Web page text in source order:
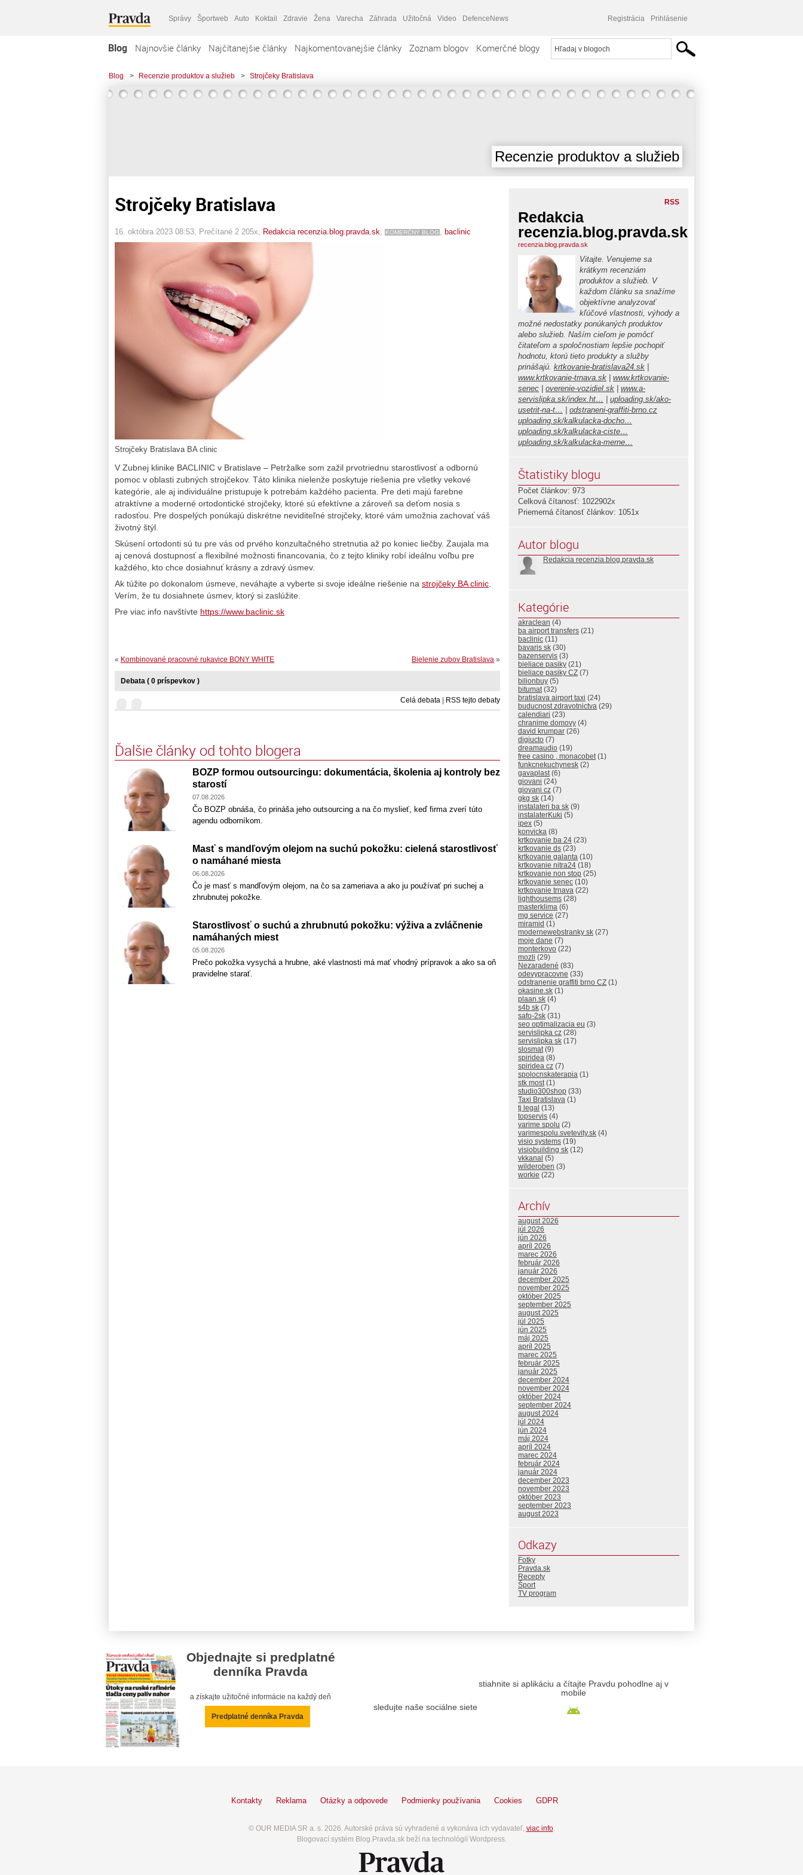
Správy Športweb Auto Koktail Zdravie Žena Varecha Záhrada Užitočná Video DefenceNews Registrácia Prihlásenie
Blog Najnovšie články Najčítanejšie články Najkomentovanejšie články Zoznam blogov Komerčné blogy
Blog > Recenzie produktov a služieb > Strojčeky Bratislava
Recenzie produktov a služieb
Strojčeky Bratislava
16. októbra 2023 08:53 , Prečítané 2 205x, Redakcia recenzia.blog.pravda.sk KOMERČNÝ BLOG baclinic
Strojčeky Bratislava BA clinic
V Zubnej klinike BACLINIC v Bratislave – Petržalke som zažil prvotriednu starostlivosť a odbornú
pomoc v oblasti zubných strojčekov. Táto klinika nielenže poskytuje riešenia pre všetky vekové
kategórie, ale aj individuálne pristupuje k potrebám každého pacienta. Pre deti majú farebne
atraktívne a moderné ortodontické strojčeky, ktoré sú efektívne a zároveň sa deťom nosia s
radosťou. Pre dospelých ponúkajú diskrétne neviditeľné strojčeky, ktoré vám umožnia zachovať váš
životný štýl.
Skúsení ortodonti sú tu pre vás od prvého konzultačného stretnutia až po koniec liečby. Zaujala ma
aj cenová dostupnosť a flexibilné možnosti financovania, čo z tejto kliniky robí ideálnu voľbu pre
každého, kto chce dosiahnuť krásny a zdravý úsmev.
Ak túžite po dokonalom úsmeve, neváhajte a vyberte si svoje ideálne riešenie na strojčeky BA clinic.
Verím, že tu dosiahnete úsmev, ktorý si zaslúžite.
Pre viac info navštívte https://www.baclinic.sk
Bielenie zubov Bratislava »
« Kombinované pracovné rukavice BONY WHITE
Debata ( 0 príspevkov )
Celá debata | RSS tejto debaty
Ďalšie články od tohto blogera
BOZP formou outsourcingu: dokumentácia, školenia aj kontroly bez
starostí
07.08.2026
Čo BOZP obnáša, čo prináša jeho outsourcing a na čo myslieť, keď firma zverí túto
agendu odborníkom.
Masť s mandľovým olejom na suchú pokožku: cielená starostlivosť
o namáhané miesta
06.08.2026
Čo je masť s mandľovým olejom, na čo sa zameriava a ako ju používať pri suchej a
zhrubnutej pokožke.
Starostlivosť o suchú a zhrubnutú pokožku: výživa a zvláčnenie
namáhaných miest
05.08.2026
Prečo pokožka vysychá a hrubne, aké vlastnosti má mať vhodný prípravok a ako sa oň
pravidelne starať.
RSS
Redakcia
recenzia.blog.pravda.sk
recenzia.blog.pravda.sk
Vitajte. Venujeme sa
krátkym recenziám
produktov a služieb. V
každom článku sa snažíme
objektívne analyzovať
kľúčové vlastnosti, výhody a
možné nedostatky ponúkaných produktov
alebo služieb. Naším cieľom je pomôcť
čitateľom a spoločnostiam lepšie pochopiť
hodnotu, ktorú tieto produkty a služby
prinášajú. krtkovanie-bratislava24.sk
www.krtkovanie-trnava.sk
www.krtkovanie-
senec
overenie-vozidiel.sk
www.a-
servislipka.sk/index.ht…
uploading.sk/ako-
usetrit-na-t…
odstraneni-graffiti-brno.cz
uploading.sk/kalkulacka-docho…
uploading.sk/kalkulacka-ciste…
uploading.sk/kalkulacka-merne…
Štatistiky blogu
Počet článkov: 973
Celková čítanosť: 1022902x
Priemerná čítanosť článkov: 1051x
Autor blogu
Redakcia recenzia.blog.pravda.sk
Kategórie
akraclean (4)
ba airport transfers (21)
baclinic (11)
bavaris sk (30)
bazenservis (3)
bieliace pasiky (21)
bieliace pasiky CZ (7)
bilionbuy (5)
bitumat(32)
bratislava airport taxi (24)
buducnost zdravotnictva (29)
calendiari (23)
chranime domovy (4)
david krumpar (26)
digiucto (7)
dreamaudio (19)
free casino , monacobet(1)
funkcnekuchynesk (2)
gavaplast(6)
giovani (24)
giovani cz (7)
gkg sk (14)
instalateri ba sk (9)
instalaterKuki (5)
ipex (5)
konvicka (8)
krtkovanie ba 24 (23)
krtkovanie ds (23)
krtkovanie galanta (10)
krtkovanie nitra24 (18)
krtkovanie non stop (25)
krtkovanie senec (10)
krtkovanie trnava (22)
lighthousems (28)
masterklima (6)
mg service (27)
miramid (1)
modernewebstranky sk (27)
moje dane (7)
monterkovo (22)
mozli (29)
Nezaradené (83)
odevypracovne (33)
odstranenie graffiti brno CZ (1)
okasine.sk (1)
plaan.sk (4)
s4b sk (7)
safo-2sk (31)
seo optimalizacia eu (3)
servislipka cz (28)
servislipka sk (17)
slosmat(9)
spiridea (8)
spiridea cz (7)
spolocnskaterapia (1)
stk most(1)
studio300shop (33)
Taxi Bratislava (1)
tj legal (13)
topservis (4)
varime spolu (2)
varimespolu.svetevity.sk (4)
visio systems (19)
visiobuilding sk (12)
vkkanal (5)
wilderoben (3)
workie (22)
Archív
august 2026
júl 2026
jún 2026
apríl 2026
marec 2026
február 2026
január 2026
december 2025
november 2025
október 2025
september 2025
august 2025
júl 2025
jún 2025
máj 2025
apríl 2025
marec 2025
február 2025
január 2025
december 2024
november 2024
október 2024
september 2024
august 2024
júl 2024
jún 2024
máj 2024
apríl 2024
marec 2024
február 2024
január 2024
december 2023
november 2023
október 2023
september 2023
august 2023
Odkazy
Fotky
Pravda.sk
Recepty
Šport
TV program
Objednajte si predplatné
denníka Pravda
a získajte užitočné informácie na každý deň
Predplatné denníka Pravda
sledujte naše sociálne siete
stiahnite si aplikáciu a čítajte Pravdu pohodlne aj v
mobile
Kontakty Reklama Otázky a odpovede Podmienky používania Cookies GDPR
© OUR MEDIA SR a. s. 2026. Autorské práva sú vyhradené a vykonáva ich vydavateľ, viac info.
Blogovací systém Blog.Pravda.sk beží na technológií Wordpress.